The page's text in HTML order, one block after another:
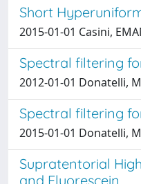
Short
2015-01-01 Casini,
Spectral filtering
2012-01-01 Donatelli,
Spectral filtering
2015-01-01 Donatelli,
Supratentorial
and Fluorescein